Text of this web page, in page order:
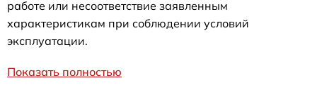
работе или несоответствие заявленным
характеристикам при соблюдении условий
эксплуатации.
Показать полностью